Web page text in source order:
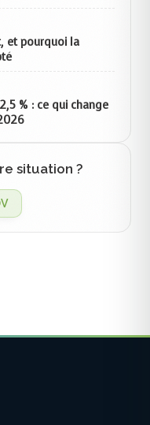
et pourquoi la
% : ce qui change
situation ?